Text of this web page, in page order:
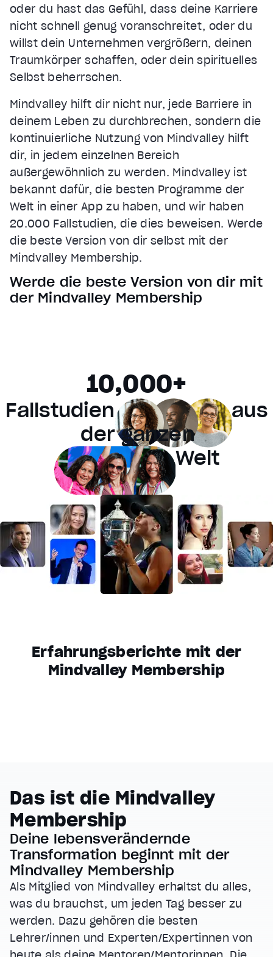
1x
Playback Rate
Chapters
Chapters
Descriptions
Subtitles
subtitles settings , opens subtitles settings dialog
subtitles off, selected
Audio Track
Fullscreen
This is a modal window.
Beginning of dialog window. Escape will cancel and
Text
Background
Color
Transparency
Text Edge Style
Font Family
restore all settings to the default values
Close Modal Dialog
End of dialog window.
oder du hast das Gefühl, dass deine Karriere
nicht schnell genug voranschreitet, oder du
willst dein Unternehmen vergrößern, deinen
Traumkörper schaffen, oder dein spirituelles
Selbst beherrschen.
Mindvalley hilft dir nicht nur, jede Barriere in
deinem Leben zu durchbrechen, sondern die
kontinuierliche Nutzung von Mindvalley hilft
dir, in jedem einzelnen Bereich
außergewöhnlich zu werden. Mindvalley ist
bekannt dafür, die besten Programme der
Welt in einer App zu haben, und wir haben
20.000 Fallstudien, die dies beweisen. Werde
die beste Version von dir selbst mit der
Mindvalley Membership.
Werde die beste Version von dir mit
der Mindvalley Membership
10,000+
Fallstudien
aus
der ganzen
Welt
Erfahrungsberichte mit der
Mindvalley Membership
Das ist die Mindvalley
Membership
Deine lebensverändernde
Transformation beginnt mit der
Mindvalley Membership
Als Mitglied von Mindvalley erhältst du alles,
was du brauchst, um jeden Tag besser zu
werden. Dazu gehören die besten
Lehrer/innen und Experten/Expertinnen von